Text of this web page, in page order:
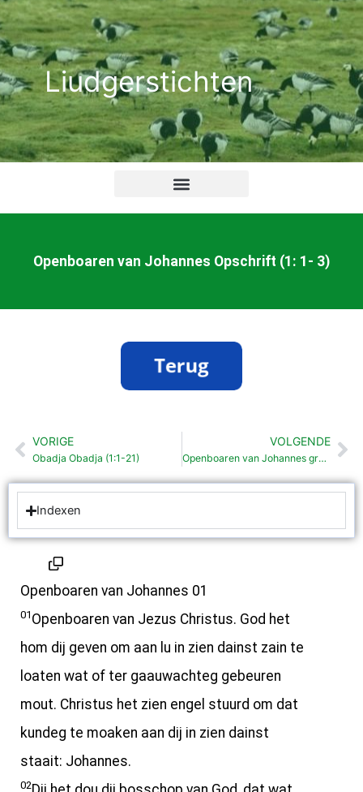
Ga
naar
de
inhoudLiudgerstichten
Openboaren van Johannes Opschrift (1: 1- 3)
Vorige
VORIGE
Obadja Obadja (1:1-21)
VOLGENDE
Openboaren van Johannes groeten aan christengemaintes in Asia (1: 4- 8)
Indexen
Openboaren van Johannes 01
01 Openboaren van Jezus Christus. God het
hom dij geven om aan lu in zien dainst zain te
loaten wat of ter gaauwachteg gebeuren
mout. Christus het zien engel stuurd om dat
kundeg te moaken aan dij in zien dainst
staait: Johannes.
02